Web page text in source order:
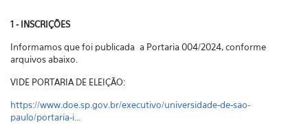
1 - INSCRIÇÕES
Informamos que foi publicada a Portaria 004/2024, conforme
arquivos abaixo.
VIDE PORTARIA DE ELEIÇÃO:
https://www.doe.sp.gov.br/executivo/universidade-de-sao-
paulo/portaria-i...